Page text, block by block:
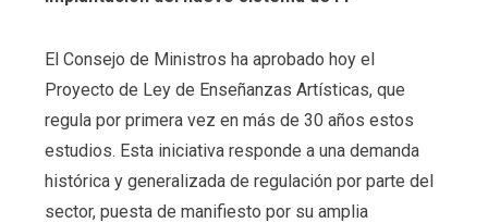
El Consejo de Ministros ha aprobado hoy el
Proyecto de Ley de Enseñanzas Artísticas, que
regula por primera vez en más de 30 años estos
estudios. Esta iniciativa responde a una demanda
histórica y generalizada de regulación por parte del
sector, puesta de manifiesto por su amplia